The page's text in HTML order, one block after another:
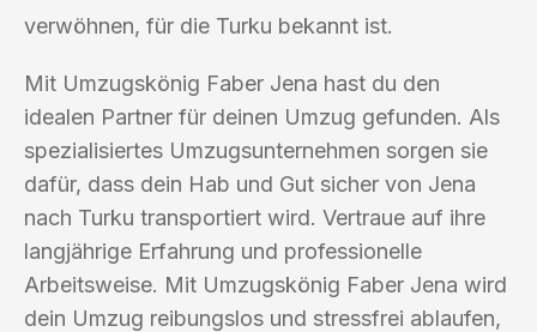
verwöhnen, für die Turku bekannt ist.
Mit Umzugskönig Faber Jena hast du den
idealen Partner für deinen Umzug gefunden. Als
spezialisiertes Umzugsunternehmen sorgen sie
dafür, dass dein Hab und Gut sicher von Jena
nach Turku transportiert wird. Vertraue auf ihre
langjährige Erfahrung und professionelle
Arbeitsweise. Mit Umzugskönig Faber Jena wird
dein Umzug reibungslos und stressfrei ablaufen,